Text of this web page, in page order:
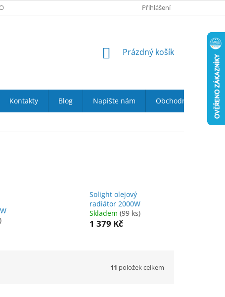
NÁS DOPRAVA A PLATBA
Přihlášení
NÁKUPNÍ
Prázdný košík
Kontakty Blog Napište nám Obchodní podmínky
Solight olejový
radiátor 2000W
Skladem (99 ks)
1 379 Kč
11 položek celkem